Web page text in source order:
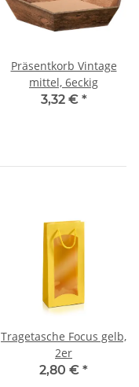
Präsentkorb Vintage
mittel, 6eckig
3,32 € *
Tragetasche Focus gelb,
2er
2,80 € *